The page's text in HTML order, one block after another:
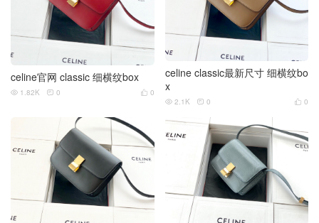
celine官网 classic 细横纹box
 0
 1.82K  0
celine classic最新尺寸 细横纹bo
x
 0
 2.1K  0